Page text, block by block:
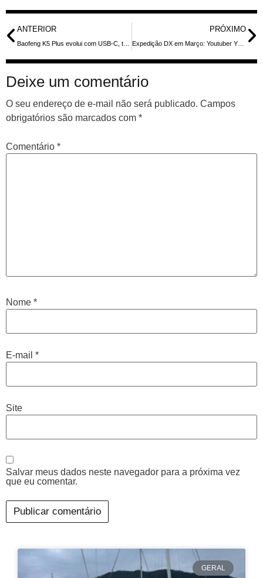
ANTERIOR PRÓXIMO
Expedição DX em Março: Youtuber YT1AD e Amigos Rumo às Filipinas, Guam e Ilhas Marianas do Norte
Deixe um comentário
O seu endereço de e-mail não será publicado. Campos
obrigatórios são marcados com *
Comentário *
Nome *
E-mail *
Site
Salvar meus dados neste navegador para a próxima vez
que eu comentar.
GERAL